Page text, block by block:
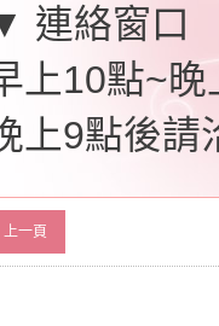
連絡窗口
上10點~
上9點後請
上一頁